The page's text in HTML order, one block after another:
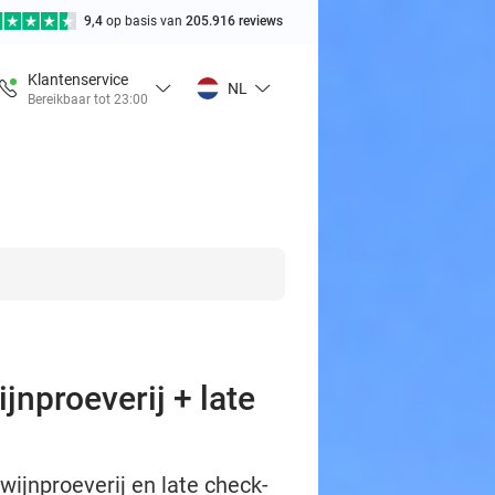
9,4 op basis van 205.916 reviews
Klantenservice
Bereikbaar tot 23:00
NL
+ late
en late check-